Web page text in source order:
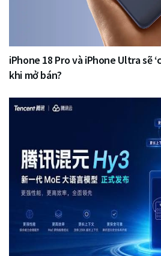
iPhone 18 Pro và iPhone Ultra sẽ
khi mở bán?